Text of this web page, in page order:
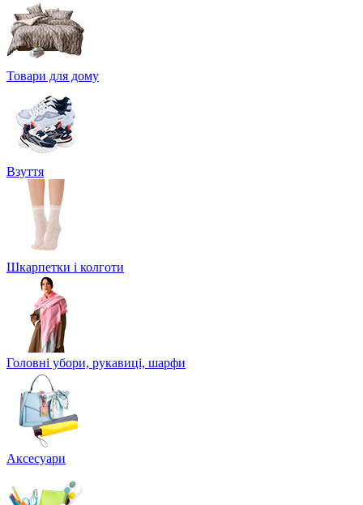
Товари для дому
Взуття
Шкарпетки і колготи
Головні убори, рукавиці, шарфи
Аксесуари